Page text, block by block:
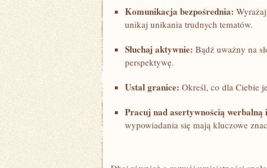
Komunikacja⁤ bezpośrednia:
unikaj‍ unikania ⁣trudnych tematów.
Słuchaj aktywnie: Bądź⁣ uważny⁢ na
perspektywę.
Ustal granice: ⁣Określ, co dla Ciebie
Pracuj nad asertywnością werbalną
wypowiadania się mają kluczowe